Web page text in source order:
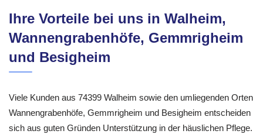
Ihre Vorteile bei uns in Walheim,
Wannengrabenhöfe, Gemmrigheim
und Besigheim
Viele Kunden aus 74399 Walheim sowie den umliegenden Orten
Wannengrabenhöfe, Gemmrigheim und Besigheim entscheiden
sich aus guten Gründen Unterstützung in der häuslichen Pflege.